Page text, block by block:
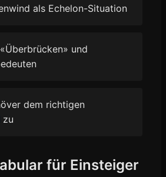
als Echelon-Situation
und
dem richtigen
zu
für Einsteiger